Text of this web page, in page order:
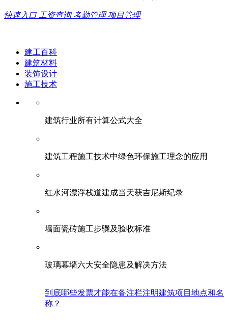
快速入口 工资查询 考勤管理 项目管理
建工百科
建筑材料
装饰设计
施工技术
建筑行业所有计算公式大全
建筑工程施工技术中绿色环保施工理念的应用
红水河漂浮栈道建成当天获吉尼斯纪录
墙面瓷砖施工步骤及验收标准
玻璃幕墙六大安全隐患及解决方法
到底哪些发票才能在备注栏注明建筑项目地点和名
称？